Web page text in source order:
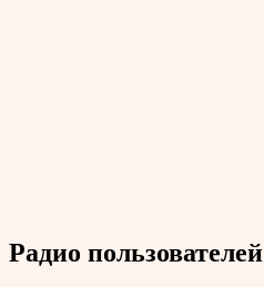
Радио пользователей